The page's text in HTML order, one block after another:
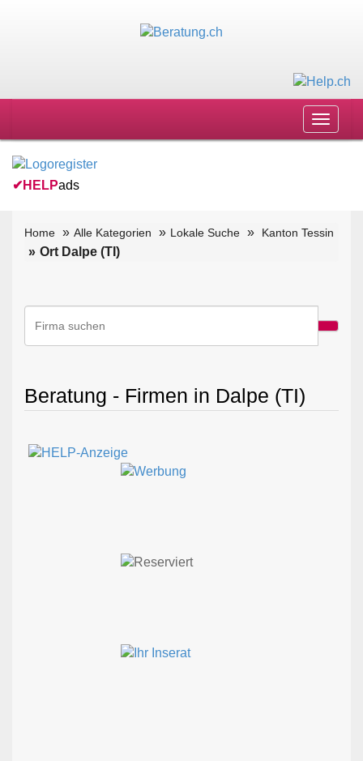
Toggle
✔ HELPads
Home Alle Kategorien Lokale Suche Kanton Tessin
Ort Dalpe (TI)
Beratung - Firmen in Dalpe (TI)